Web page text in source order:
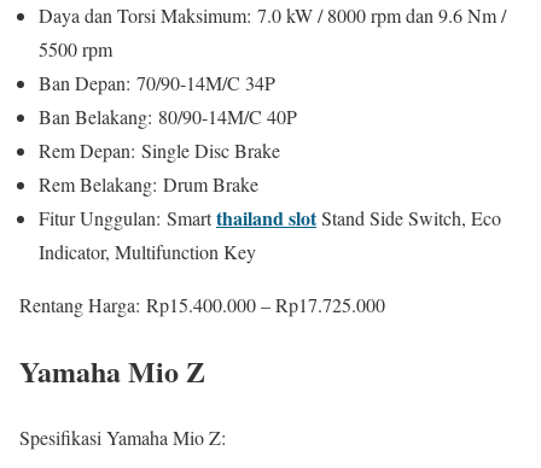
Daya dan Torsi Maksimum: 7.0 kW / 8000 rpm dan 9.6 Nm /
5500 rpm
Ban Depan: 70/90-14M/C 34P
Ban Belakang: 80/90-14M/C 40P
Rem Depan: Single Disc Brake
Rem Belakang: Drum Brake
Fitur Unggulan: Smartthailand slotStand Side Switch, Eco
Indicator, Multifunction Key
Rentang Harga: Rp15.400.000 – Rp17.725.000
Yamaha Mio Z
Spesifikasi Yamaha Mio Z: